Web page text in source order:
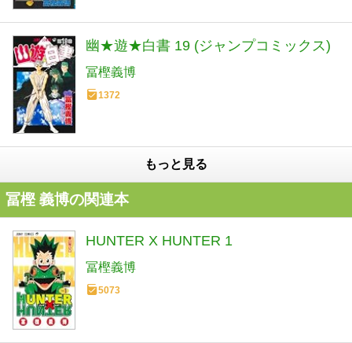
幽★遊★白書 19 (ジャンプコミックス)
冨樫義博
1372
もっと見る
冨樫 義博の関連本
HUNTER X HUNTER 1
冨樫義博
5073